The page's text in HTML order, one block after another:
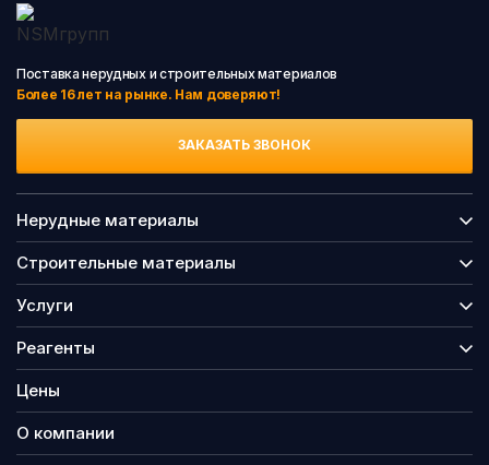
Поставка нерудных и строительных материалов
Более 16 лет на рынке. Нам доверяют!
ЗАКАЗАТЬ ЗВОНОК
Нерудные материалы
Строительные материалы
Услуги
Реагенты
Цены
О компании